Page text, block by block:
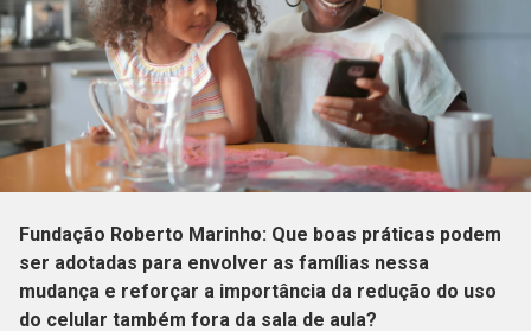
Fundação Roberto Marinho: Que boas práticas podem
ser adotadas para envolver as famílias nessa
mudança e reforçar a importância da redução do uso
do celular também fora da sala de aula?